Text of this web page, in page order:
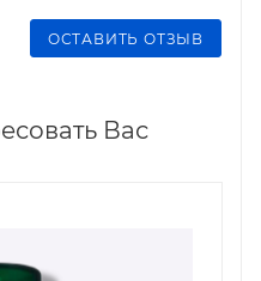
ОСТАВИТЬ ОТЗЫВ
Вас